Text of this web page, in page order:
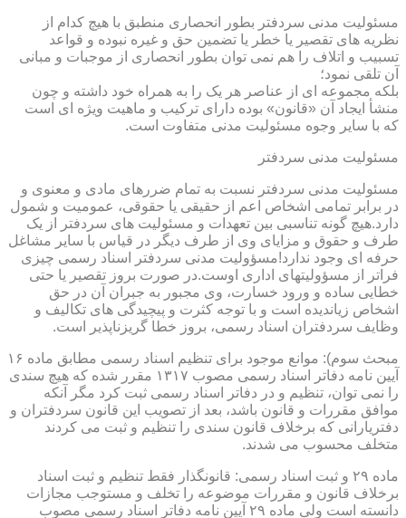
مسئولیت مدنی سردفتر بطور انحصاری منطبق با هیچ کدام از
نظریه های تقصیر یا خطر یا تضمین حق و غیره نبوده و قواعد
تسبیب و اتلاف را هم نمی توان بطور انحصاری از موجبات و مبانی
آن تلقی نمود؛
بلکه مجموعه ای از عناصر هر یک را به همراه خود داشته و چون
منشأ ایجاد آن «قانون» بوده دارای ترکیب و ماهیت ویژه ای است
که با سایر وجوه مسئولیت مدنی متفاوت است.
مسئولیت مدنی سردفتر
مسئولیت مدنی سردفتر نسبت به تمام ضررهای مادی و معنوی و
در برابر تمامی اشخاص اعم از حقیقی یا حقوقی، عمومیت و شمول
دارد.هیچ گونه تناسبی بین تعهدات و مسئولیت های سردفتر از یک
طرف و حقوق و مزایای وی از طرف دیگر در قیاس با سایر مشاغل
حرفه ای وجود ندارد!مسؤولیت مدنی سردفتر اسناد رسمی چیزی
فراتر از مسؤولیتهای اداری اوست.در صورت بروز تقصیر یا حتی
خطایی ساده و ورود خسارت، وی مجبور به جبران آن در حق
اشخاص زیاندیده است و با توجه کثرت و پیچیدگی های تکالیف و
وظایف سردفتران اسناد رسمی، بروز خطا گریزناپذیر است.
مبحث سوم): موانع موجود برای تنظیم اسناد رسمی مطابق ماده ۱۶
آیین نامه دفاتر اسناد رسمی مصوب ۱۳۱۷ مقرر شده که هیچ سندی
را نمی توان، تنظیم و در دفاتر اسناد رسمی ثبت کرد مگر آنکه
موافق مقررات و قانون باشد، بعد از تصویب این قانون سردفتران و
دفتریارانی که برخلاف قانون سندی را تنظیم و ثبت می کردند
متخلف محسوب می شدند.
ماده ۲۹ و ثبت اسناد رسمی: قانونگذار فقط تنظیم و ثبت اسناد
برخلاف قانون و مقررات موضوعه را تخلف و مستوجب مجازات
دانسته است ولی ماده ۲۹ آیین نامه دفاتر اسناد رسمی مصوب